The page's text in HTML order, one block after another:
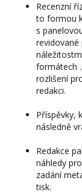
Recenzní
to formou
s
revidované
formátech
rozlišení
redakci.
Příspěvky,
následně
Redakce
náhledy
zadání
tisk.